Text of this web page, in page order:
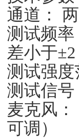
通道：
测试频率
差小于±2
测试强度
测试信
麦克风
可调）